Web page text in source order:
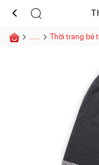
...... Thời trang bé